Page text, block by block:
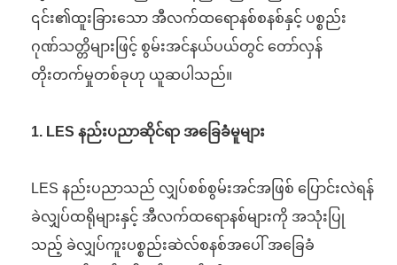
၎င်း၏ထူးခြားသော အီလက်ထရောနစ်စနစ်နှင့် ပစ္စည်း
ဂုဏ်သတ္တိများဖြင့် စွမ်းအင်နယ်ပယ်တွင် တော်လှန်
တိုးတက်မှုတစ်ခုဟု ယူဆပါသည်။
1. LES နည်းပညာဆိုင်ရာ အခြေခံမူများ
LES နည်းပညာသည် လျှပ်စစ်စွမ်းအင်အဖြစ် ပြောင်းလဲရန်
ခဲလျှပ်ထရိုများနှင့် အီလက်ထရောနစ်များကို အသုံးပြု
သည့် ခဲလျှပ်ကူးပစ္စည်းဆဲလ်စနစ်အပေါ် အခြေခံ